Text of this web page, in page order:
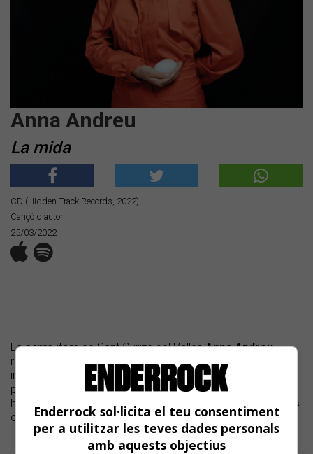
Anna Andreu
La mida
CD (Hidden Track Records, 2022)
Cançó d'autor
25/03/2022
La cantautora de Sant Quirze del VallèsAnna Andreu
reflexiona a
La midaal voltant d’una voluntat que ha
impregnat la majoria de les cançons del segon disc. En el
projecte compartit amb la instrumentistaMarina Arrufat
han ponderat a parts iguals la força de treball, les cures, els
encerts i els errors i sobretot la genialitat.
Enderrock sol·licita el teu consentiment
per a utilitzar les teves dades personals
amb aquests objectius